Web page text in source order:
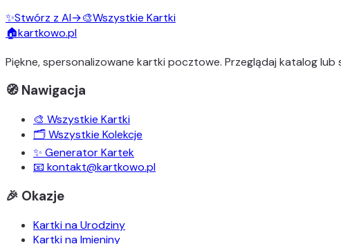
✨Stwórz z AI→🎨Wszystkie Kartki
🏠kartkowo.pl
Piękne, spersonalizowane kartki pocztowe. Przeglądaj katalog lub
🧭 Nawigacja
🎨 Wszystkie Kartki
🗂️ Wszystkie Kolekcje
✨ Generator Kartek
📧 kontakt@kartkowo.pl
🎉 Okazje
Kartki na Urodziny
Kartki na Imieniny